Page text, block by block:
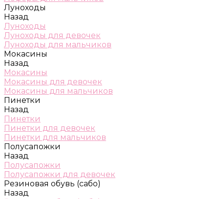
Луноходы
Назад
Луноходы
Луноходы для девочек
Луноходы для мальчиков
Мокасины
Назад
Мокасины
Мокасины для девочек
Мокасины для мальчиков
Пинетки
Назад
Пинетки
Пинетки для девочек
Пинетки для мальчиков
Полусапожки
Назад
Полусапожки
Полусапожки для девочек
Резиновая обувь (сабо)
Назад